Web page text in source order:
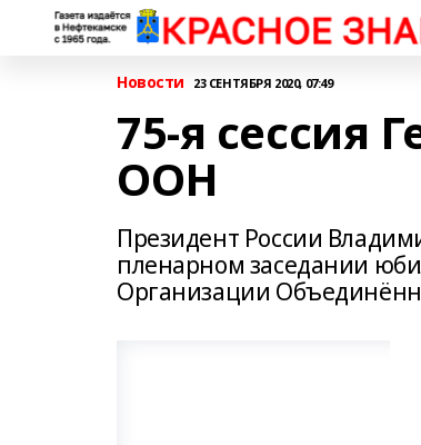
Новости 23 СЕНТЯБРЯ 2020, 07:49
75-я сессия
ООН
Президент России
пленарном заседании
Организации